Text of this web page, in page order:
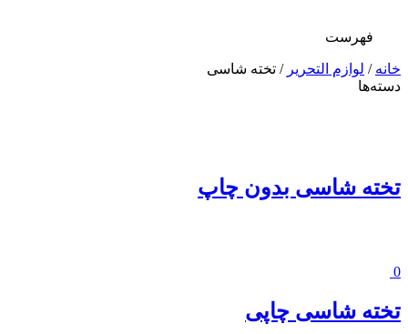
فهرست
خانه / لوازم التحریر / تخته شاسی
دسته‌ها
تخته شاسی بدون چاپ
0
تخته شاسی چاپی